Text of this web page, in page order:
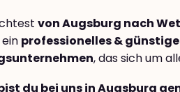
von Augsburg nach
professionelles &
, das sich um
du bei uns in Augsburg